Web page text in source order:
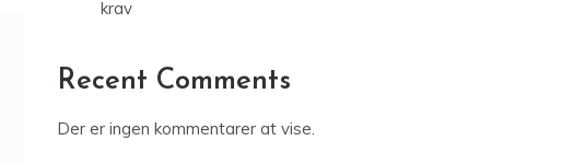
krav
Recent Comments
Der er ingen kommentarer at vise.